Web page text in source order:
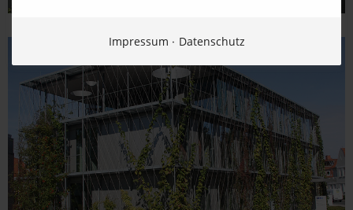
Impressum Datenschutz